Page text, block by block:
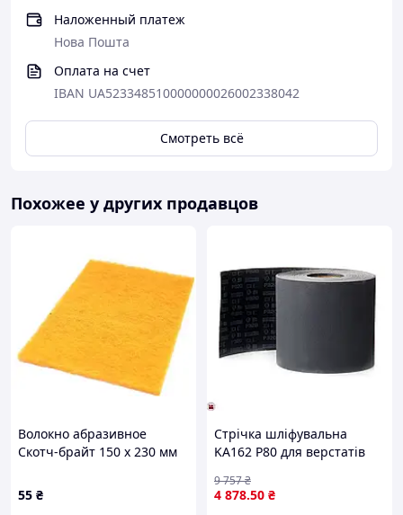
Наложенный платеж
Нова Пошта
Оплата на счет
IBAN UA523348510000000026002338042
Смотреть всё
Похожее у других продавцов
Волокно абразивное
Скотч-брайт 150 х 230 мм
Среднезернистый
=Smirdex=
55 ₴
Стрічка шліфувальна
KA162 P80 для верстатів
100мм для шліфовки
деревини
4 878.50 ₴
9 757₴